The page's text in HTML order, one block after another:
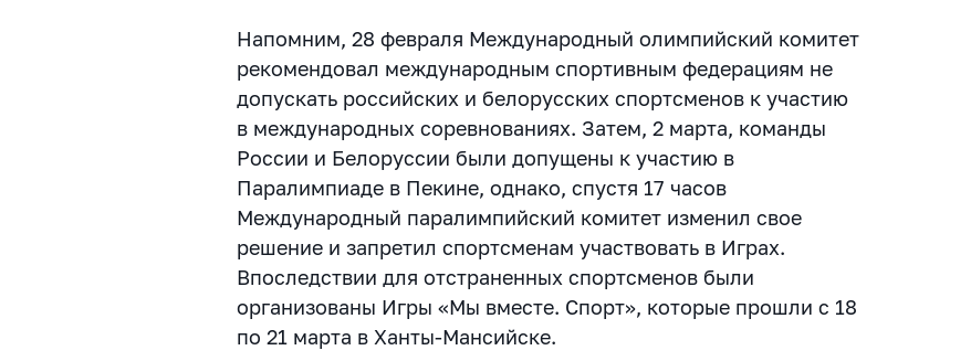
Напомним, 28 февраля Международный олимпийский комитет
рекомендовал международным спортивным федерациям не
допускать российских и белорусских спортсменов к участию
в международных соревнованиях. Затем, 2 марта, команды
России и Белоруссии были допущены к участию в
Паралимпиаде в Пекине, однако, спустя 17 часов
Международный паралимпийский комитет изменил свое
решение и запретил спортсменам участвовать в Играх.
Впоследствии для отстраненных спортсменов были
организованы Игры «Мы вместе. Спорт», которые прошли с 18
по 21 марта в Ханты-Мансийске.